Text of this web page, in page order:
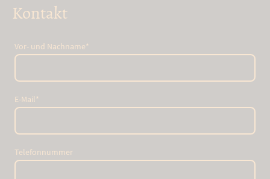
Kontakt
Vor- und Nachname*
E-Mail*
Telefonnummer